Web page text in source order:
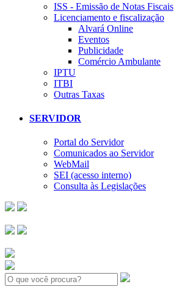
ISS - Emissão de Notas Fiscais
Licenciamento e fiscalização
Alvará Online
Eventos
Publicidade
Comércio Ambulante
IPTU
ITBI
Outras Taxas
SERVIDOR
Portal do Servidor
Comunicados ao Servidor
WebMail
SEI (acesso interno)
Consulta às Legislações
Search: